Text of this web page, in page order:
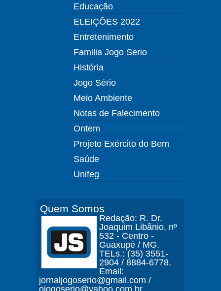
Educação
ELEIÇÕES 2022
Entretenimento
Familia Jogo Serio
História
Jogo Sério
Meio Ambiente
Notas de Falecimento
Ontem
Projeto Exército do Bem
Saúde
Unifeg
Quem Somos
Redação: R. Dr.
Joaquim Libânio, nº
532 - Centro -
Guaxupé / MG.
TELs.: (35) 3551-
2904 / 8884-6778.
Email:
jornaljogoserio@gmail.com /
ojogoserio@yahoo.com.br.